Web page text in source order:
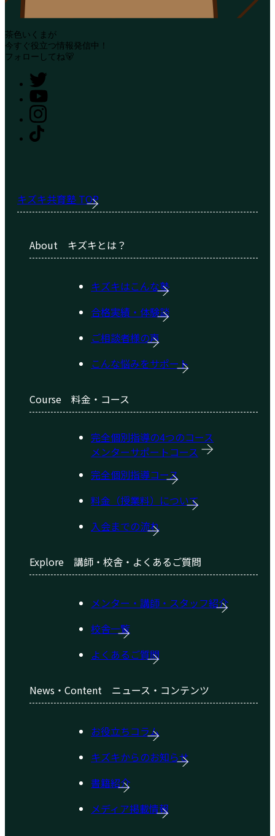
茶色いくまが
今すぐ役立つ情報発信中！
フォローしてね🐻
キズキ共育塾 TOP
About キズキとは？
キズキはこんな塾
合格実績・体験談
ご相談者様の声
こんな悩みをサポート
Course 料金・コース
完全個別指導の4つのコース
メンターサポートコース
完全個別指導コース
料金（授業料）について
入会までの流れ
Explore 講師・校舎・よくあるご質問
メンター・講師・スタッフ紹介
校舎一覧
よくあるご質問
News・Content ニュース・コンテンツ
お役立ちコラム
キズキからのお知らせ
書籍紹介
メディア掲載情報